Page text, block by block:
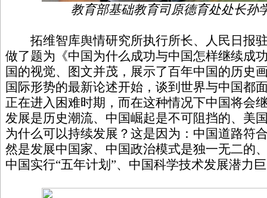
教育部基础教育司原德育处处长孙
拓维智库舆情研究所执行所长、人民日报
做了题为《中国为什么成功与中国怎样继续成
国的视觉、图文并茂，展示了百年中国的历史
国际形势的最新论述开始，谈到世界与中国都
正在进入困难时期，而在这种情况下中国将会
发展是历史潮流、中国崛起是不可阻挡的、美
为什么可以持续发展？这是因为：中国道路符
然是发展中国家、中国政治模式是独一无二的
中国实行“五年计划”、中国科学技术发展潜力